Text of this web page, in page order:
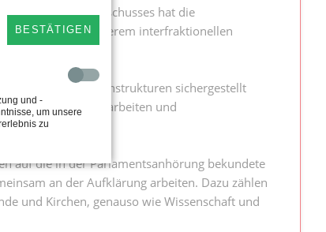
des Sozialausschusses hat die
daran. Mit unserem interfraktionellen
nun die Betroffenenstrukturen sichergestellt
oder Diplomarbeiten und
auf die in der Parlamentsanhörung bekundete
an der Aufklärung arbeiten. Dazu zählen
und Kirchen, genauso wie Wissenschaft und
BESTÄTIGEN
und -
um unsere
zu